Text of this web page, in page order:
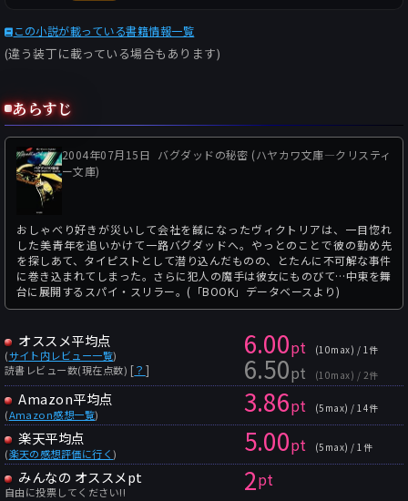
この小説が載っている書籍情報一覧
(違う装丁に載っている場合もあります)
あらすじ
2004年07月15日 バグダッドの秘密 (ハヤカワ文庫―クリスティ
ー文庫)
おしゃべり好きが災いして会社を馘になったヴィクトリアは、一目惚れ
した美青年を追いかけて一路バグダッドへ。やっとのことで彼の勤め先
を探しあて、タイピストとして潜り込んだものの、とたんに不可解な事件
に巻き込まれてしまった。さらに犯人の魔手は彼女にものびて…中東を舞
台に展開するスパイ・スリラー。(「BOOK」データベースより)
オススメ平均点
(サイト内レビュー一覧)
読書レビュー数(現在点数) [？ ]
6.00pt (10max) / 1件
6.50pt (10max) / 2件
Amazon平均点
(Amazon感想一覧) 3.86pt (5max) / 14件
楽天平均点
(楽天の感想評価に行く) 5.00pt (5max) / 1件
みんなの オススメpt
自由に投票してください!! 2pt